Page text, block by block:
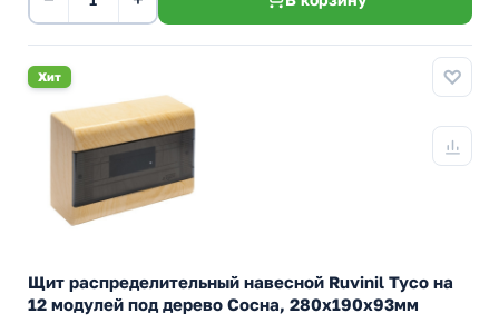
Хит
Щит распределительный навесной Ruvinil Tyco на
12 модулей под дерево Сосна, 280х190х93мм